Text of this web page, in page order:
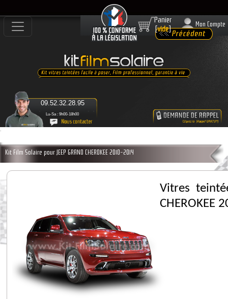
Lu-Sa : 9h00-18h00
09.52.32.28.95
Panier
[vide]
Mon Compte
Kit Film Solaire pour JEEP GRAND CHEROKEE 2010-2014
Vitres
CHEROKEE